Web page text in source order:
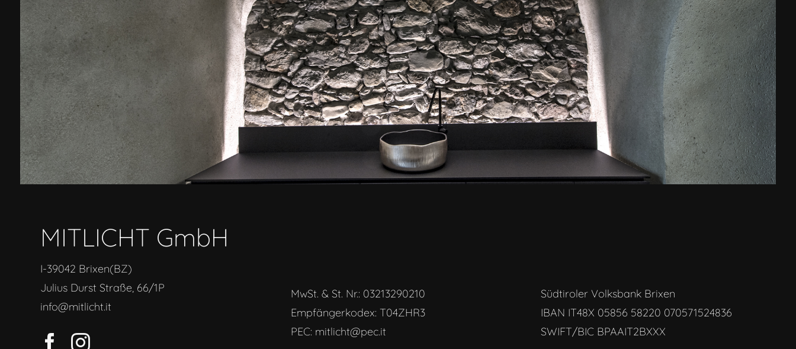
MITLICHT GmbH
I-39042 Brixen(BZ)
Julius Durst Straße, 66/1P
info@mitlicht.it
MwSt. & St. Nr.: 03213290210
Empfängerkodex: T04ZHR3
PEC: mitlicht@pec.it
Südtiroler Volksbank Brixen
IBAN IT48X 05856 58220 070571524836
SWIFT/BIC BPAAIT2BXXX